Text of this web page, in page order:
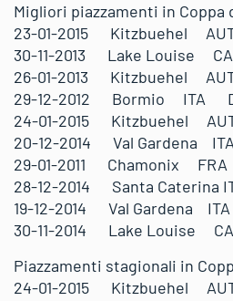
Migliori piazzamenti in Coppa
23-01-2015 Kitzbuehel
30-11-2013 Lake Louise
26-01-2013 Kitzbuehel
29-12-2012 Bormio ITA
24-01-2015 Kitzbuehel
20-12-2014 Val
29-01-2011 Chamonix
28-12-2014 Santa
19-12-2014 Val Gardena
30-11-2014 Lake Louise
Piazzamenti stagionali in
24-01-2015 Kitzbuehel